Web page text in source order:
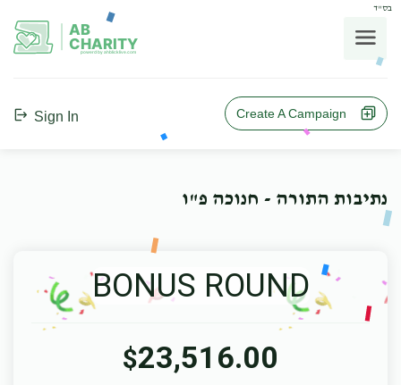
בס"ד
AB
CHARITY
powerd by ahblicklive.com
Sign In Create A Campaign
נתיבות התורה - חנוכה פ"ו
BONUS ROUND
$23,516.00